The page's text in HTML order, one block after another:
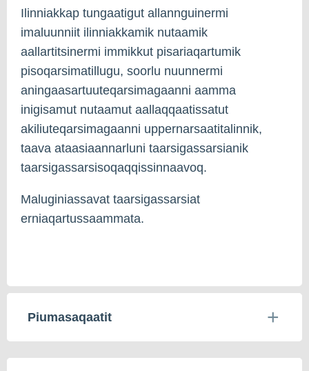
Ilinniakkap tungaatigut allannguinermi
imaluunniit ilinniakkamik nutaamik
aallartitsinermi immikkut pisariaqartumik
pisoqarsimatillugu, soorlu nuunnermi
aningaasartuuteqarsimagaanni aamma
inigisamut nutaamut aallaqqaatissatut
akiliuteqarsimagaanni uppernarsaatitalinnik,
taava ataasiaannarluni taarsigassarsianik
taarsigassarsisoqaqqissinnaavoq.
Maluginiassavat taarsigassarsiat
erniaqartussaammata.
Piumasaqaatit